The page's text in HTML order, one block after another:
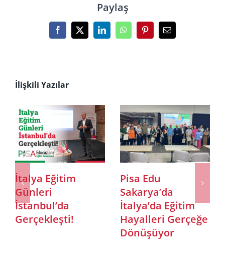
Paylaş
Facebook
X LinkedInWhatsAppPinterest
E-
posta
İlişkili Yazılar
Pisa Edu
Sakarya’da
İtalya’da Eğitim
Hayalleri Gerçeğe
Dönüşüyor
Invest
İtalya –